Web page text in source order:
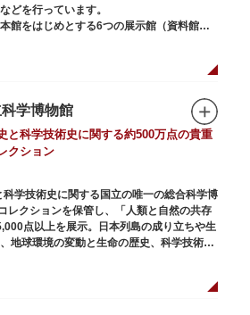
どを行っています。
館をはじめとする6つの展示館（資料館）
に貴重な文化財を公開し、講座や講演会、
ます。国宝や重要文化財などの名品をたど
値あるひと時を過ごしてみてはいかがでし
の大階段がある本館では、壁時計やステン
も注目してみてください。初めて来館する
向け提案されたコース（日本美術入門／た
考にめぐるのも良いでしょう。
アムショップのほか緑豊かな庭園も。季節
と散策するのもおすすめです。
科学博物館
と科学技術史に関する約500万点の貴重
クション
学技術史に関する国立の唯一の総合科学博
レクションを保管し、「人類と自然の共存
点以上を展示。日本列島の成り立ちや生
地球環境の変動と生命の歴史、科学技術の
の常設展示をメインに、特別展・企画展
日本館で人気を博した「地球の部屋」を移設